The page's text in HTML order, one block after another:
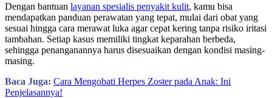
Dengan bantuan layanan spesialis penyakit kulit, kamu bisa
mendapatkan panduan perawatan yang tepat, mulai dari obat yang
sesuai hingga cara merawat luka agar cepat kering tanpa risiko iritasi
tambahan. Setiap kasus memiliki tingkat keparahan berbeda,
sehingga penanganannya harus disesuaikan dengan kondisi masing-
masing.
Baca Juga: Cara Mengobati Herpes Zoster pada Anak: Ini
Penjelasannya!